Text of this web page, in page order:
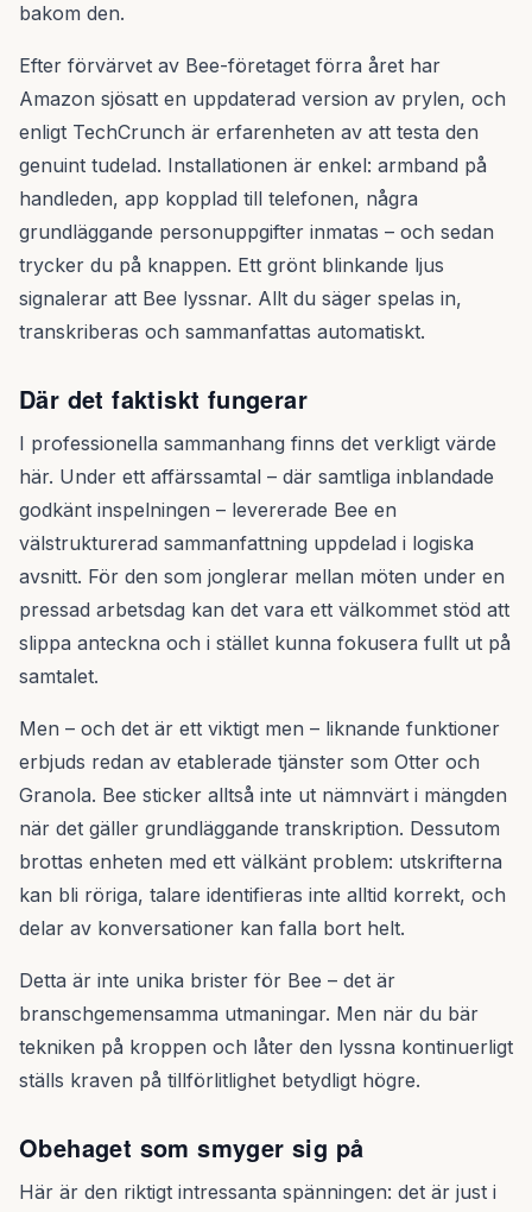
bakom den.
Efter förvärvet av Bee-företaget förra året har
Amazon sjösatt en uppdaterad version av prylen, och
enligt TechCrunch är erfarenheten av att testa den
genuint tudelad. Installationen är enkel: armband på
handleden, app kopplad till telefonen, några
grundläggande personuppgifter inmatas – och sedan
trycker du på knappen. Ett grönt blinkande ljus
signalerar att Bee lyssnar. Allt du säger spelas in,
transkriberas och sammanfattas automatiskt.
Där det faktiskt fungerar
I professionella sammanhang finns det verkligt värde
här. Under ett affärssamtal – där samtliga inblandade
godkänt inspelningen – levererade Bee en
välstrukturerad sammanfattning uppdelad i logiska
avsnitt. För den som jonglerar mellan möten under en
pressad arbetsdag kan det vara ett välkommet stöd att
slippa anteckna och i stället kunna fokusera fullt ut på
samtalet.
Men – och det är ett viktigt men – liknande funktioner
erbjuds redan av etablerade tjänster som Otter och
Granola. Bee sticker alltså inte ut nämnvärt i mängden
när det gäller grundläggande transkription. Dessutom
brottas enheten med ett välkänt problem: utskrifterna
kan bli röriga, talare identifieras inte alltid korrekt, och
delar av konversationer kan falla bort helt.
Detta är inte unika brister för Bee – det är
branschgemensamma utmaningar. Men när du bär
tekniken på kroppen och låter den lyssna kontinuerligt
ställs kraven på tillförlitlighet betydligt högre.
Obehaget som smyger sig på
Här är den riktigt intressanta spänningen: det är just i